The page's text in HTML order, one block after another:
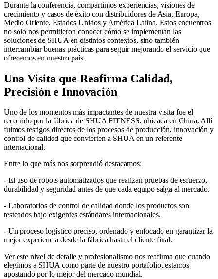
Durante la conferencia, compartimos experiencias, visiones de
crecimiento y casos de éxito con distribuidores de Asia, Europa,
Medio Oriente, Estados Unidos y América Latina. Estos encuentros
no solo nos permitieron conocer cómo se implementan las
soluciones de SHUA en distintos contextos, sino también
intercambiar buenas prácticas para seguir mejorando el servicio que
ofrecemos en nuestro país.
Una Visita que Reafirma Calidad,
Precisión e Innovación
Uno de los momentos más impactantes de nuestra visita fue el
recorrido por la fábrica de SHUA FITNESS, ubicada en China. Allí
fuimos testigos directos de los procesos de producción, innovación y
control de calidad que convierten a SHUA en un referente
internacional.
Entre lo que más nos sorprendió destacamos:
- El uso de robots automatizados que realizan pruebas de esfuerzo,
durabilidad y seguridad antes de que cada equipo salga al mercado.
- Laboratorios de control de calidad donde los productos son
testeados bajo exigentes estándares internacionales.
- Un proceso logístico preciso, ordenado y enfocado en garantizar la
mejor experiencia desde la fábrica hasta el cliente final.
Ver este nivel de detalle y profesionalismo nos reafirma que cuando
elegimos a SHUA como parte de nuestro portafolio, estamos
apostando por lo mejor del mercado mundial.